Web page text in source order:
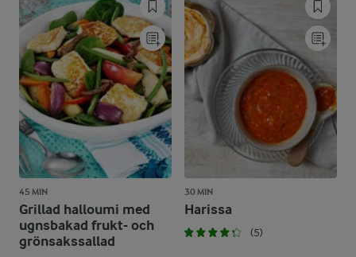
45 MIN
Grillad halloumi med
ugnsbakad frukt- och
grönsakssallad
30 MIN
Harissa
(5)